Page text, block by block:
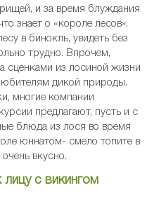
и за время блуждания
знает о «короле лесов».
в бинокль, увидеть без
трудно. Впрочем,
сценками из лосиной жизни
дикой природы.
многие компании
предлагают, пусть и с
блюда из лося во время
юннатом- смело топите в
вкусно.
лицу с викингом